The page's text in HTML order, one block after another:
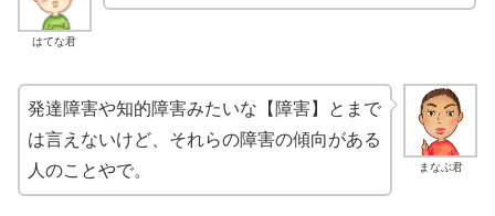
はてな君
まなぶ君
発達障害や知的障害みたいな【障害】とまで
は言えないけど、それらの障害の傾向がある
人のことやで。